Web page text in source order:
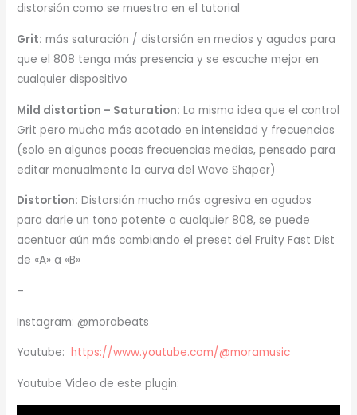
distorsión como se muestra en el tutorial
Grit: más saturación / distorsión en medios y agudos para
que el 808 tenga más presencia y se escuche mejor en
cualquier dispositivo
Mild distortion – Saturation: La misma idea que el control
Grit pero mucho más acotado en intensidad y frecuencias
(solo en algunas pocas frecuencias medias, pensado para
editar manualmente la curva del Wave Shaper)
Distortion: Distorsión mucho más agresiva en agudos
para darle un tono potente a cualquier 808, se puede
acentuar aún más cambiando el preset del Fruity Fast Dist
de «A» a «B»
–
Instagram: @morabeats
Youtube:https://www.youtube.com/@moramusic
Youtube Video de este plugin: